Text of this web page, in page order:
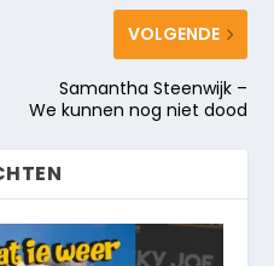
VOLGENDE
Samantha Steenwijk –
We kunnen nog niet dood